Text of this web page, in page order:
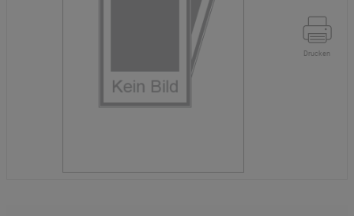
Drucken